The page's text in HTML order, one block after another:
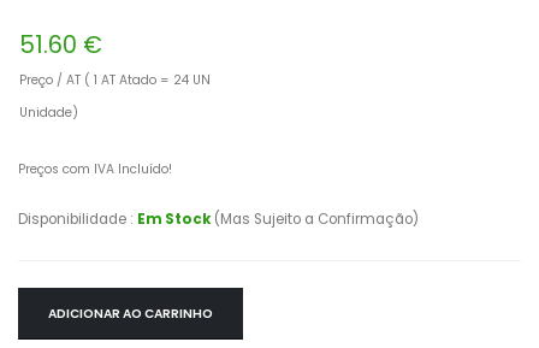
51.60 €
Preço / AT ( 1 AT Atado = 24 UN
Unidade)
Preços com IVA Incluído!
Disponibilidade : Em Stock(Mas Sujeito a Confirmação)
ADICIONAR AO CARRINHO